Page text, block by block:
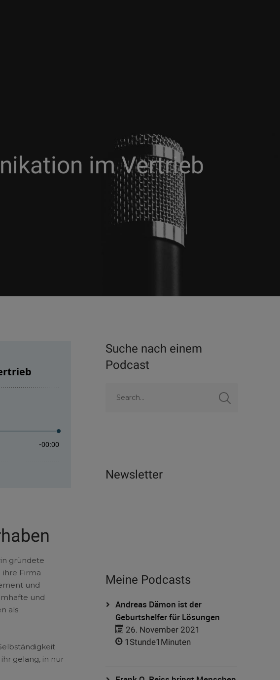
im Vertrieb
gründete
Firma
und
und
als
gelang, in nur
Suche nach einem
Podcast
Newsletter
Meine Podcasts
Andreas Dämon ist der
Geburtshelfer für Lösungen
26. November 2021
1Stunde1Minuten